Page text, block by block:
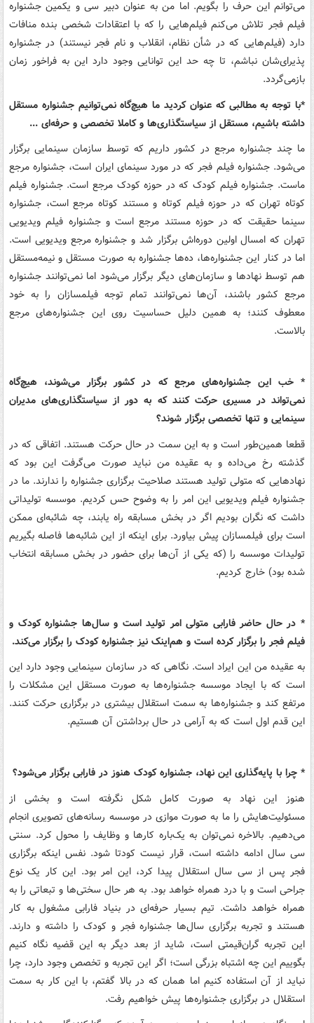
می‌توانم این حرف را بگویم. اما من به عنوان دبیر سی و یکمین جشنواره
فیلم فجر تلاش می‌کنم فیلم‌هایی را که با اعتقادات شخصی بنده منافات
دارد (فیلم‌هایی که در شأن نظام، انقلاب و نام فجر نیستند) در جشنواره
‌پذیرای‌شان نباشم، تا چه حد این توانایی وجود دارد این به فراخور زمان
باز‌می‌گردد.
*با توجه به مطالبی که عنوان کردید ما هیچ‌گاه نمی‌توانیم جشنواره مستقل
داشته باشیم، مستقل از سیاستگذاری‌ها و کاملا تخصصی و حرفه‌ای ...
ما چند جشنواره مرجع در کشور داریم که توسط سازمان سینمایی برگزار
می‌شود. جشنواره فیلم فجر که در مورد سینمای ایران است، جشنواره مرجع
ماست. جشنواره فیلم کودک که در حوزه کودک مرجع است. جشنواره فیلم
کوتاه تهران که در حوزه فیلم کوتاه و مستند کوتاه مرجع است‌، جشنواره
سینما حقیقت که در حوزه مستند مرجع است و جشنواره فیلم ویدیویی
تهران که امسال اولین دوره‌اش برگزار شد و جشنواره مرجع ویدیویی است.
اما در کنار این جشنواره‌ها، ده‌ها جشنواره به صورت مستقل و نیمه‌مستقل
هم توسط نهادها و سازمان‌های دیگر برگزار می‌شود اما نمی‌توانند جشنواره
مرجع کشور باشند، آن‌ها نمی‌توانند تمام توجه فیلمسازان را به خود
معطوف کنند؛ به همین دلیل حساسیت روی این جشنواره‌‌های مرجع
بالاست.
* خب این جشنواره‌های مرجع که در کشور برگزار می‌شوند، هیچ‌گاه
نمی‌تواند در مسیری حرکت کنند که به دور از سیاستگذاری‌های مدیران
سینمایی و تنها تخصصی برگزار شوند؟
قطعا همین‌طور است و به این سمت در حال حرکت هستند. اتفاقی که در
گذشته رخ می‌داده و به عقیده من نباید صورت می‌گرفت این بود که
نهادهایی که متولی تولید هستند صلاحیت برگزاری جشنواره را ندارند. ما در
جشنواره فیلم ویدیویی این امر را به وضوح حس کردیم. موسسه تولیداتی
داشت که نگران بودیم اگر در بخش مسابقه راه یابند، چه شائبه‌ای ممکن
است برای فیلمسازان پیش بیاورد‌. برای اینکه از این شائبه‌ها فاصله بگیریم
تولیدات موسسه را (که یکی از آن‌ها برای حضور در بخش مسابقه انتخاب
شده بود) خارج کردیم‌.
* در حال حاضر فارابی متولی امر تولید است و سال‌ها جشنواره کودک و
فیلم فجر را برگزار کرده است و هم‌اینک نیز جشنواره کودک را برگزار می‌کند.
به عقیده من این ایراد است. نگاهی که در سازمان سینمایی وجود دارد این
است که با ایجاد موسسه جشنواره‌ها به صورت مستقل این مشکلات را
مرتفع کند و جشنواره‌ها به سمت استقلال بیشتری در برگزاری حرکت کنند.
این قدم اول است که به آرامی در حال برداشتن آن هستیم.
* چرا با پایه‌گذاری این نهاد، جشنواره کودک هنوز در فارابی برگزار می‌شود؟
هنوز این نهاد به صورت کامل شکل نگرفته است و بخشی از
مسئولیت‌هایش را ما به صورت موازی در موسسه رسانه‌های تصویری انجام
می‌دهیم. بالاخره نمی‌توان به یک‌باره کارها و وظایف را محول کرد. سنتی
سی سال ادامه داشته است، قرار نیست کودتا شود. نفس اینکه برگزاری
فجر پس از سی سال استقلال پیدا کرد، این امر بود. این کار یک نوع
جراحی است و با درد همراه خواهد بود. به هر حال سختی‌ها و تبعاتی را به
همراه خواهد داشت. تیم بسیار حرفه‌ای در بنیاد فارابی مشغول به کار
هستند و تجربه برگزاری سال‌ها جشنواره فجر و کودک را داشته و دارند.
این تجربه گران‌قیمتی است، شاید از بعد دیگر به این قضیه نگاه کنیم
بگوییم این چه اشتباه بزرگی است؛ اگر این تجربه و تخصص وجود دارد، چرا
نباید از آن استفاده کنیم اما همان که در بالا گفتم، با این کار به سمت
استقلال در برگزاری جشنواره‌ها پیش خواهیم رفت.